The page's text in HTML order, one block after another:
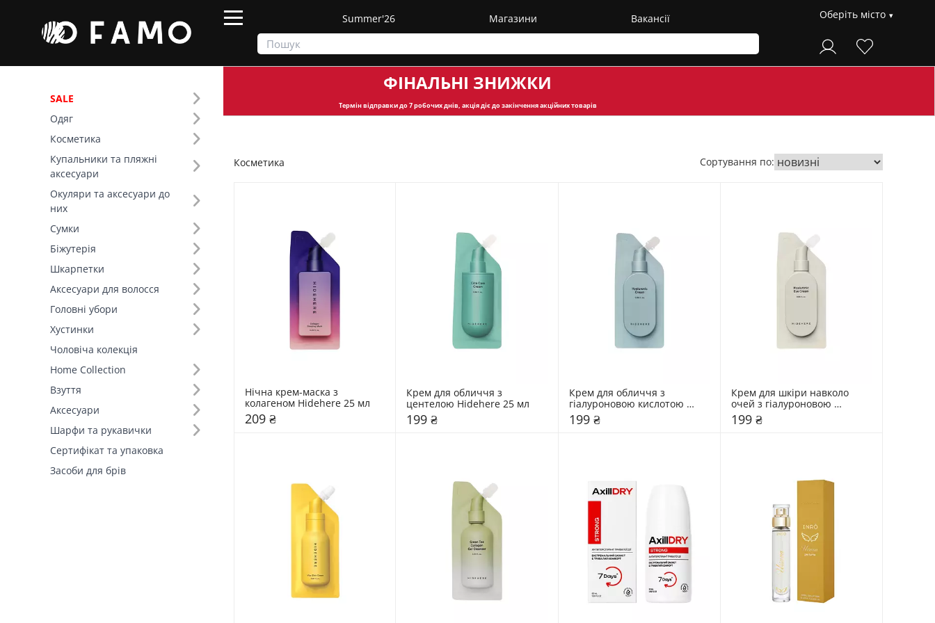
Summer'26 Магазини Вакансії Оберіть місто
SALE
Одяг
Косметика
Купальники та пляжні
аксесуари
Окуляри та аксесуари до
них
Сумки
Біжутерія
Шкарпетки
Аксесуари для волосся
Головні убори
Хустинки
Чоловіча колекція
Home Collection
Взуття
Аксесуари
Шарфи та рукавички
Сертифікат та упаковка
Засоби для брів
ФІНАЛЬНІ ЗНИЖКИ
Термін відправкидо 7 робочих днів, акція діє до закінчення акційних товарів
Фільтр
Ціна
SALE
Призначення (131)
Бренд (146)
Косметика Сортування по:
Нічна крем-маска з
колагеном Hidehere 25 мл
209 ₴
Крем для обличчя з
центелою Hidehere 25 мл
199 ₴
Крем для обличчя з
гіалуроновою кислотою
Hidehere 25 мл
199 ₴
Крем для шкіри навколо
очей з гіалуроновою
кислотою Hidehere 25 мл
199 ₴